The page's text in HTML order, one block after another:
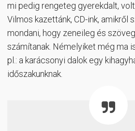
mi pedig rengeteg gyerekdalt,
Vilmos kazettánk, CD-ink, amikről
mondani, hogy zeneileg és
számítanak. Némelyiket még ma
pl.: a karácsonyi dalok egy
időszakunknak.